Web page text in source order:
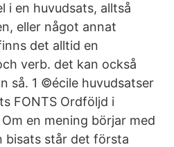
i en huvudsats, alltså
eller något annat
det alltid en
verb. det kan också
så. 1 ©écile huvudsatser
FONTS Ordföljd i
en mening börjar med
bisats står det första